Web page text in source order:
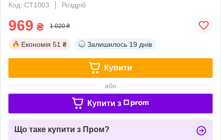
Код: СТ1003
Роздріб
969 ₴ 1 020 ₴
Економія 51 ₴ Залишилось 19 днів
Купити
або
Купити з
Що таке купити з Пром?